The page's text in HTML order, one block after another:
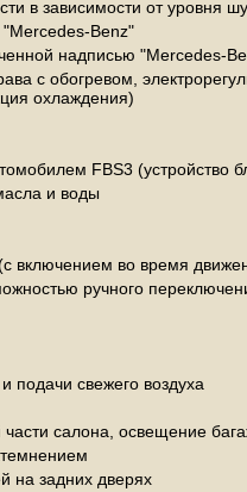
в зависимости от уровня
"Mercedes-Benz"
надписью "Mercedes-
с обогревом,
охлаждения)
FBS3 (устройство
и воды
во время
ручного
подачи свежего воздуха
салона, освещение
на задних дверях